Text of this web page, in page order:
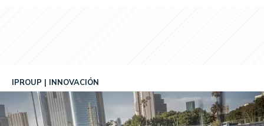
IPROUP INNOVACIÓN